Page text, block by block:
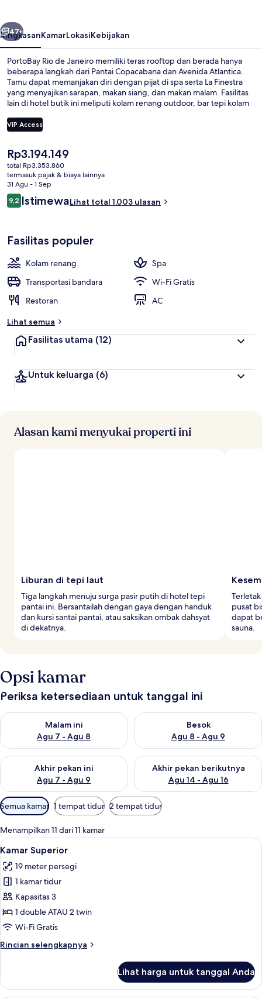
Berikutnya
47+
RingkasanKamarLokasiKebijakan
PortoBay Rio de Janeiro memiliki teras rooftop dan berada hanya
beberapa langkah dari Pantai Copacabana dan Avenida Atlantica.
Tamu dapat memanjakan diri dengan pijat di spa serta La Finestra
yang menyajikan sarapan, makan siang, dan makan malam. Fasilitas
lain di hotel butik ini meliputi kolam renang outdoor, bar tepi kolam
dan pantai. Dekat dengan transportasi umum: Stasiun Cardeal
Arcoverde berjarak just 6 menit jalan kaki.
VIP Access
Harga
saat
ini
Rp3.194.149
Rp3.194.149
total Rp3.353.860
termasuk pajak & biaya lainnya
31 Agu - 1 Sep
Ulasan
9,29,2 dari 10
IstimewaLihat total 1.003 ulasan
Fasilitas populer
Kolam renang
Spa
Transportasi bandara
Wi-Fi Gratis
Restoran
AC
Lihat semua
Fasilitas utama (12)
Untuk keluarga (6)
Alasan kami menyukai properti ini
Liburan di tepi laut
Tiga langkah menuju surga pasir putih di hotel tepi
pantai ini. Bersantailah dengan gaya dengan handuk
dan kursi santai pantai, atau saksikan ombak dahsyat
di dekatnya.
pusat
dapat
sauna.
Opsi kamar
Periksa ketersediaan untuk tanggal ini
Malam ini
Agu 7 - Agu 8
Periksa ketersediaan untuk malam ini Agu 7 - Agu 8
Besok
Agu 8 - Agu 9
Periksa ketersediaan untuk
Akhir pekan ini
Agu 7 - Agu 9
Periksa ketersediaan untuk akhir pekan ini Agu 7 - Agu 9
Akhir pekan berikutnya
Agu 14 - Agu 16
Periksa ketersediaan untuk
Filter
tersedia
untuk
kamar
Semua kamar 1 tempat tidur 2 tempat tidur
Menampilkan 11 dari 11 kamar
Lihat
semua
foto
untuk
Kamar
Superior
Seprai premium, minibar, brankas,
6
Kamar Superior
19 meter persegi
1 kamar tidur
Kapasitas 3
1 double ATAU 2 twin
Wi-Fi Gratis
Rincian selengkapnya
Rincian
Kamar
Superior
Lihat harga untuk tanggal Anda